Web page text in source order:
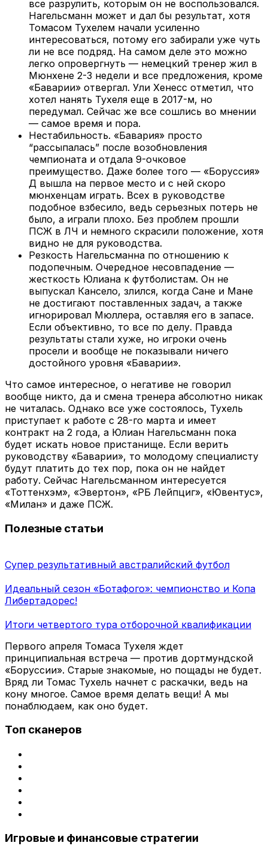
все разрулить, которым он не воспользовался.
Нагельсманн может и дал бы результат, хотя
Томасом Тухелем начали усиленно
интересоваться, потому его забирали уже чуть
ли не все подряд. На самом деле это можно
легко опровергнуть — немецкий тренер жил в
Мюнхене 2-3 недели и все предложения, кроме
«Баварии» отвергал. Ули Хенесс отметил, что
хотел нанять Тухеля еще в 2017-м, но
передумал. Сейчас же все сошлись во мнении
— самое время и пора.
Нестабильность. «Бавария» просто
“рассыпалась” после возобновления
чемпионата и отдала 9-очковое
преимущество. Даже более того — «Боруссия»
Д вышла на первое место и с ней скоро
мюнхенцам играть. Всех в руководстве
подобное взбесило, ведь серьезных потерь не
было, а играли плохо. Без проблем прошли
ПСЖ в ЛЧ и немного скрасили положение, хотя
видно не для руководства.
Резкость Нагельсманна по отношению к
подопечным. Очередное несовпадение —
жесткость Юлиана к футболистам. Он не
выпускал Кансело, злился, когда Сане и Мане
не достигают поставленных задач, а также
игнорировал Мюллера, оставляя его в запасе.
Если объективно, то все по делу. Правда
результаты стали хуже, но игроки очень
просели и вообще не показывали ничего
достойного уровня «Баварии».
Что самое интересное, о негативе не говорил
вообще никто, да и смена тренера абсолютно никак
не читалась. Однако все уже состоялось, Тухель
приступает к работе с 28-го марта и имеет
контракт на 2 года, а Юлиан Нагельсманн пока
будет искать новое пристанище. Если верить
руководству «Баварии», то молодому специалисту
будут платить до тех пор, пока он не найдет
работу. Сейчас Нагельсманном интересуется
«Тоттенхэм», «Эвертон», «РБ Лейпциг», «Ювентус»,
«Милан» и даже ПСЖ.
Полезные статьи
Супер результативный австралийский футбол
Идеальный сезон «Ботафого»: чемпионство и Копа
Либертадорес!
Итоги четвертого тура отборочной квалификации
Первого апреля Томаса Тухеля ждет
принципиальная встреча — против дортмундской
«Боруссии». Старые знакомые, но пощады не будет.
Вряд ли Томас Тухель начнет с раскачки, ведь на
кону многое. Самое время делать вещи! А мы
понаблюдаем, как оно будет.
Топ сканеров
Игровые и финансовые стратегии